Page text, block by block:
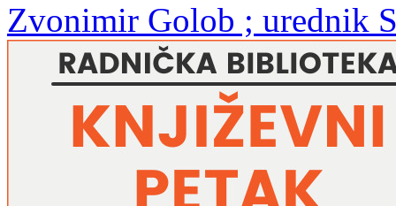
Zvonimir Golob ; urednik